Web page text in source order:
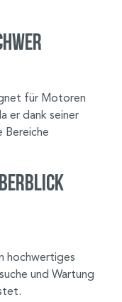
für Motoren
er dank seiner
Bereiche
hochwertiges
und Wartung